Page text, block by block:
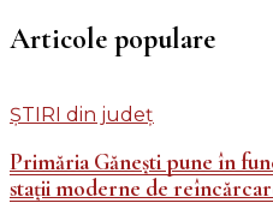
Articole populare
ȘTIRI din județ
Primăria Gănești pune în
stații moderne de